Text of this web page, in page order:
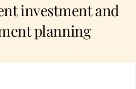
investment and
planning